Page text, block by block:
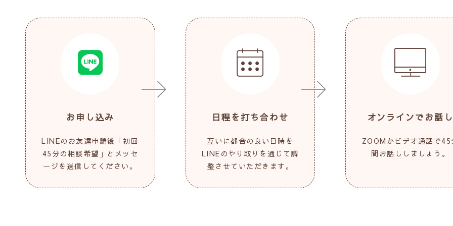
お申し込み
LINEのお友達申請後「初回
45分の相談希望」とメッセ
ージを送信してください。
日程を打ち合わせ
互いに都合の良い日時を
LINEのやり取りを通じて調
整させていただきます。
オンラインでお話
ZOOMかビデオ通話で45
間お話ししましょう。